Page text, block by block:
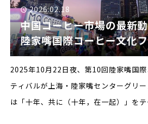
2026.02.18
中国コーヒー市場の最新動向 ――第
陸家嘴国際コーヒー文化
ルから見る市場の広がり
2025年10月22日夜、第10回陸家嘴国
ティバルが上海・陸家嘴センターグリ
は「十年、共に（十年，在一起）」を